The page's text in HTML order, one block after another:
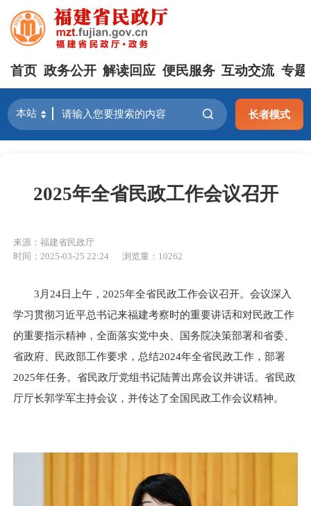
首页 政务公开 解读回应 便民服务 互动交流 专题
长者模式
2025年全省民政工作会议召开
来源：福建省民政厅
时间：2025-03-25 22:24
浏览量：10262
3月24日上午，2025年全省民政工作会议召开。会议深入
学习贯彻习近平总书记来福建考察时的重要讲话和对民政工作
的重要指示精神，全面落实党中央、国务院决策部署和省委、
省政府、民政部工作要求，总结2024年全省民政工作，部署
2025年任务。省民政厅党组书记陆菁出席会议并讲话。省民政
厅厅长郭学军主持会议，并传达了全国民政工作会议精神。